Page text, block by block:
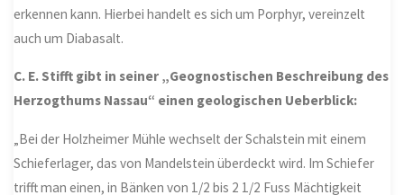
erkennen kann. Hierbei handelt es sich um Porphyr, vereinzelt
auch um Diabasalt.
C. E. Stifft gibt in seiner „Geognostischen Beschreibung des
Herzogthums Nassau“ einen geologischen Ueberblick:
„Bei der Holzheimer Mühle wechselt der Schalstein mit einem
Schieferlager, das von Mandelstein überdeckt wird. Im Schiefer
trifft man einen, in Bänken von 1/2 bis 2 1/2 Fuss Mächtigkeit